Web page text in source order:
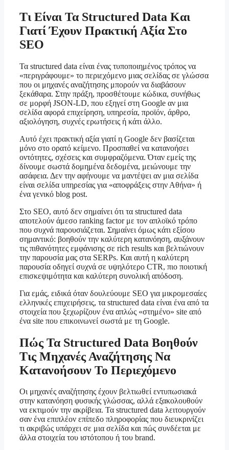
Τι Είναι Τα Structured Data Και
Γιατί Έχουν Πρακτική Αξία Στο
SEO
Τα structured data είναι ένας τυποποιημένος τρόπος να
«περιγράφουμε» το περιεχόμενο μιας σελίδας σε γλώσσα
που οι μηχανές αναζήτησης μπορούν να διαβάσουν
ξεκάθαρα. Στην πράξη, προσθέτουμε κώδικα, συνήθως
σε μορφή JSON-LD, που εξηγεί στη Google αν μια
σελίδα αφορά επιχείρηση, υπηρεσία, προϊόν, άρθρο,
αξιολόγηση, συχνές ερωτήσεις ή κάτι άλλο.
Αυτό έχει πρακτική αξία γιατί η Google δεν βασίζεται
μόνο στο ορατό κείμενο. Προσπαθεί να κατανοήσει
οντότητες, σχέσεις και συμφραζόμενα. Όταν εμείς της
δίνουμε σωστά δομημένα δεδομένα, μειώνουμε την
ασάφεια. Δεν την αφήνουμε να μαντέψει αν μια σελίδα
είναι σελίδα υπηρεσίας για «αποφράξεις στην Αθήνα» ή
ένα γενικό blog post.
Στο SEO, αυτό δεν σημαίνει ότι τα structured data
αποτελούν άμεσο ranking factor με τον απλοϊκό τρόπο
που συχνά παρουσιάζεται. Σημαίνει όμως κάτι εξίσου
σημαντικό: βοηθούν την καλύτερη κατανόηση, αυξάνουν
τις πιθανότητες εμφάνισης σε rich results και βελτιώνουν
την παρουσία μας στα SERPs. Και αυτή η καλύτερη
παρουσία οδηγεί συχνά σε υψηλότερο CTR, πιο ποιοτική
επισκεψιμότητα και καλύτερη συνολική απόδοση.
Για εμάς, ειδικά όταν δουλεύουμε SEO για μικρομεσαίες
ελληνικές επιχειρήσεις, τα structured data είναι ένα από τα
στοιχεία που ξεχωρίζουν ένα απλώς «στημένο» site από
ένα site που επικοινωνεί σωστά με τη Google.
Πώς Τα Structured Data Βοηθούν
Τις Μηχανές Αναζήτησης Να
Κατανοήσουν Το Περιεχόμενο
Οι μηχανές αναζήτησης έχουν βελτιωθεί εντυπωσιακά
στην κατανόηση φυσικής γλώσσας, αλλά εξακολουθούν
να εκτιμούν την ακρίβεια. Τα structured data λειτουργούν
σαν ένα επιπλέον επίπεδο πληροφορίας που διευκρινίζει
τι ακριβώς υπάρχει σε μια σελίδα και πώς συνδέεται με
άλλα στοιχεία του ιστότοπου ή του brand.